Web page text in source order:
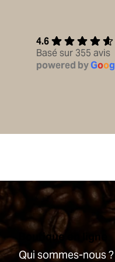
4.6
Basé sur 355 avis
powered byGoog
Boutique en ligne
Qui sommes-nous ?